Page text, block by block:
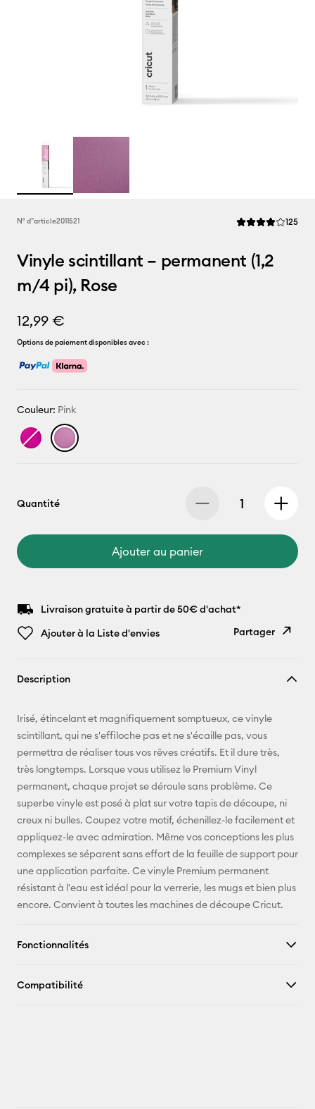
N° d''article2011521 La note 125
Vinyle scintillant – permanent (1,2
m/4 pi), Rose
12,99 €
Options de paiement disponibles avec :
Couleur: Pink
Quantité
Ajouter au panier
Livraison gratuite à partir de 50€ d'achat*
Ajouter à la Liste d'envies
Partager
E-mail
Pinterest
Facebook
Description
Irisé, étincelant et magnifiquement somptueux, ce vinyle
scintillant, qui ne s'effiloche pas et ne s'écaille pas, vous
permettra de réaliser tous vos rêves créatifs. Et il dure très,
très longtemps. Lorsque vous utilisez le Premium Vinyl
permanent, chaque projet se déroule sans problème. Ce
superbe vinyle est posé à plat sur votre tapis de découpe, ni
creux ni bulles. Coupez votre motif, échenillez-le facilement et
appliquez-le avec admiration. Même vos conceptions les plus
complexes se séparent sans effort de la feuille de support pour
une application parfaite. Ce vinyle Premium permanent
résistant à l'eau est idéal pour la verrerie, les mugs et bien plus
encore. Convient à toutes les machines de découpe Cricut.
Fonctionnalités
Compatibilité